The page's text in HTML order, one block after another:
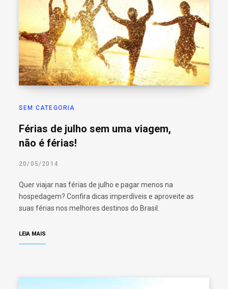
SEM CATEGORIA
Férias de julho sem uma viagem,
não é férias!
20/05/2014
Quer viajar nas férias de julho e pagar menos na
hospedagem? Confira dicas imperdíveis e aproveite as
suas férias nos melhores destinos do Brasil.
LEIA MAIS